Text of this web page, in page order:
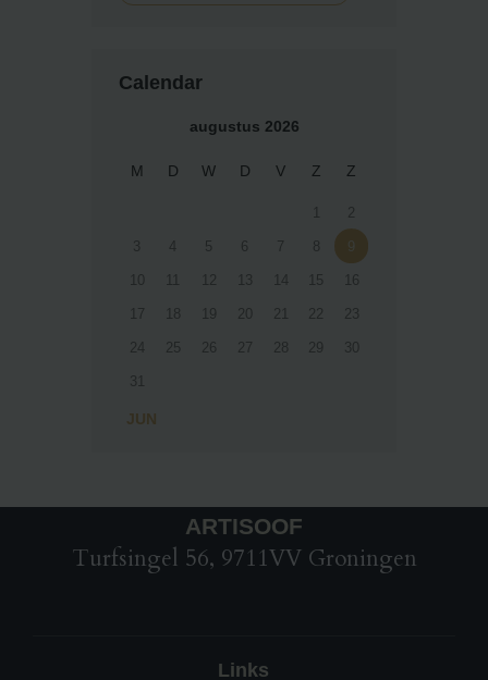
Calendar
augustus 2026
M D W D V Z Z
2
3 5 6 7 8 9
10 12 13 15 16
17 18 19 20 21 22 23
24 25 26 27 28 29 30
31
« JUN
ARTISOOF
Turfsingel 56, 9711VV Groningen
Links